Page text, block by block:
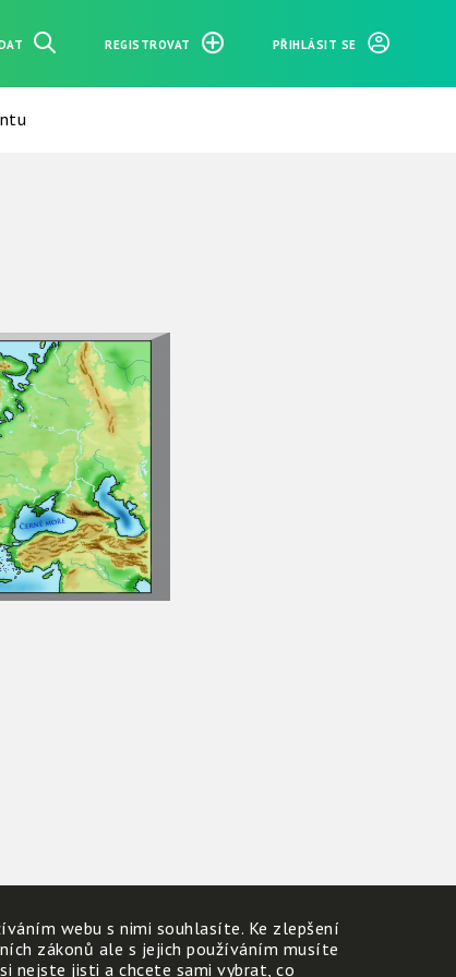
REGISTROVAT PŘIHLÁSIT SE
webu s nimi souhlasíte. Ke zlepšení
zákonů ale s jejich používáním musíte
nejste jisti a chcete sami vybrat, co